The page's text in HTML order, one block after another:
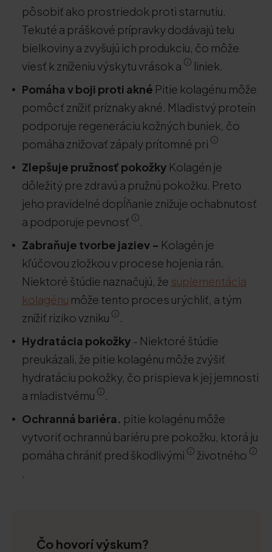
pôsobiť ako prostriedok proti starnutiu.
Tekuté a práškové prípravky dodávajú telu
bielkoviny a zvyšujú ich produkciu, čo môže
viesť k zníženiu výskytu vrások a
liniek.
Pomáha v boji proti akné Pitie kolagénu môže
pomôcť znížiť príznaky akné. Mladistvý proteín
podporuje regeneráciu kožných buniek, čo
pomáha znižovať zápaly prítomné pri
Zlepšuje pružnosť pokožky Kolagén je
dôležitý pre zdravú a pružnú pokožku. Preto
jeho pravidelné dopĺňanie znižuje ochabnutosť
a podporuje pevnosť
Zabraňuje tvorbe jaziev - Kolagén je
kľúčovou zložkou v procese hojenia rán.
Niektoré štúdie naznačujú, že suplementácia
kolagénu môže tento proces urýchliť, a tým
znížiť riziko vzniku
Hydratácia pokožky - Niektoré štúdie
preukázali, že pitie kolagénu môže zvýšiť
hydratáciu pokožky, čo prispieva k jej jemnosti
a mladistvému
Ochranná bariéra. pitie kolagénu môže
vytvoriť ochrannú bariéru pre pokožku, ktorá ju
pomáha chrániť pred škodlivými
životného
Čo hovorí výskum?